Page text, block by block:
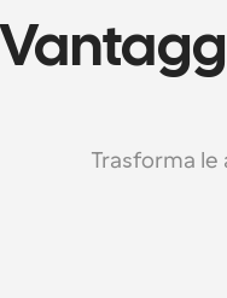
Trasforma